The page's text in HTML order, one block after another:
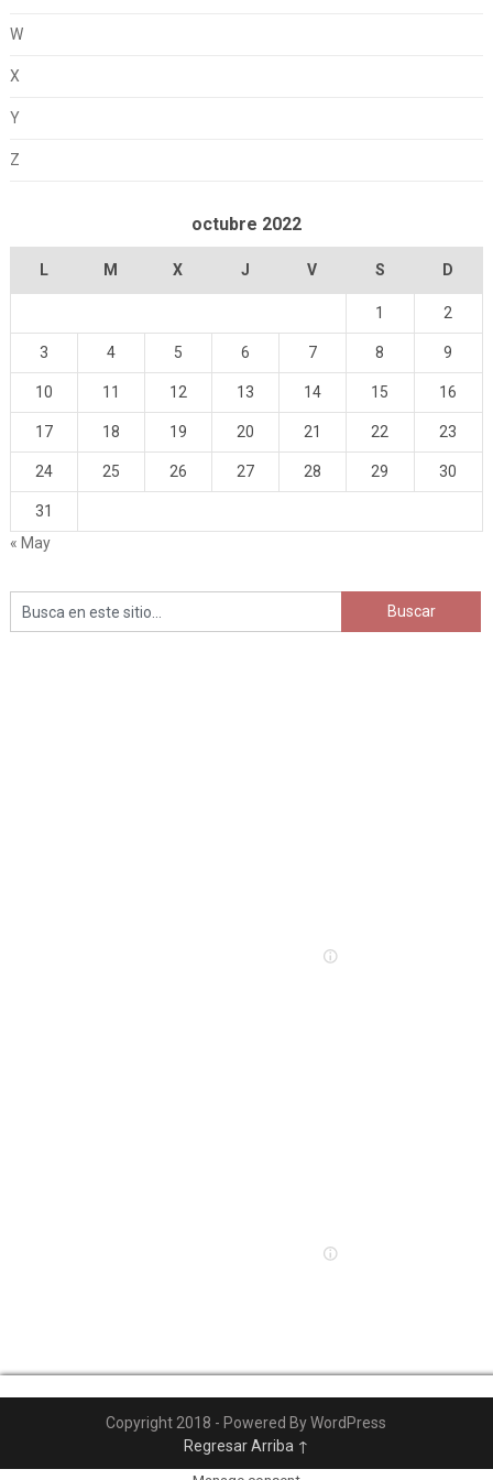
W
X
Y
Z
octubre 2022
L M X J V S D
1 2
3 4 5 6 7 8 9
10 11 12 13 14 15 16
17 18 19 20 21 22 23
24 25 26 27 28 29 30
31
« May
Copyright 2018 - Powered By WordPress
Regresar Arriba ↑